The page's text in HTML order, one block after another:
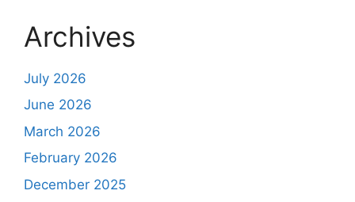
Archives
July 2026
June 2026
March 2026
February 2026
December 2025